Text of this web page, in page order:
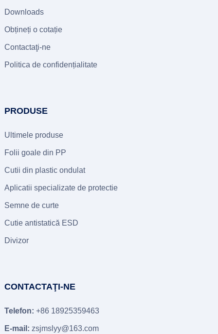
Downloads
Obțineți o cotație
Contactaţi-ne
Politica de confidențialitate
PRODUSE
Ultimele produse
Folii goale din PP
Cutii din plastic ondulat
Aplicatii specializate de protectie
Semne de curte
Cutie antistatică ESD
Divizor
CONTACTAŢI-NE
Telefon: +86 18925359463
E-mail: zsjmslyy@163.com